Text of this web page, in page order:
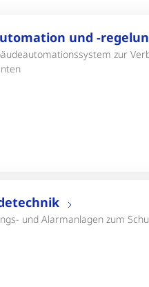
und -
zur
und Alarmanlagen zum